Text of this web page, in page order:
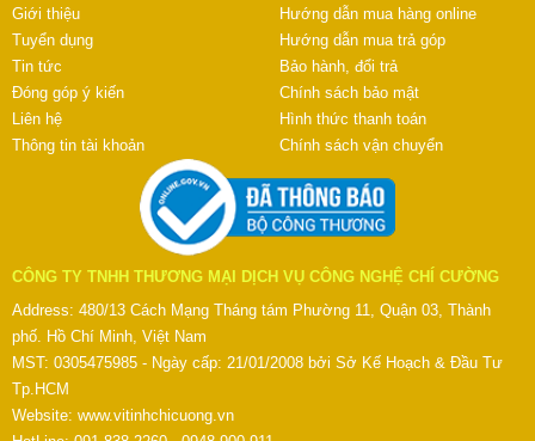
Giới thiệu
Tuyển dụng
Tin tức
Đóng góp ý kiến
Liên hệ
Thông tin tài khoản
Hướng dẫn mua hàng online
Hướng dẫn mua trả góp
Bảo hành, đổi trả
Chính sách bảo mật
Hình thức thanh toán
Chính sách vận chuyển
CÔNG TY TNHH THƯƠNG MẠI DỊCH VỤ CÔNG NGHỆ CHÍ CƯỜNG
Address: 480/13 Cách Mạng Tháng tám Phường 11, Quận 03, Thành
phố. Hồ Chí Minh, Việt Nam
MST: 0305475985 - Ngày cấp: 21/01/2008 bởi Sở Kế Hoạch & Đầu Tư
Tp.HCM
Website: www.vitinhchicuong.vn